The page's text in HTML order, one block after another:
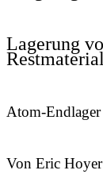
Lagerung
Atom-Endlager
Von Eric Hoyer